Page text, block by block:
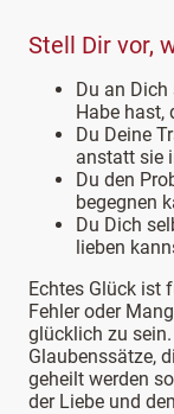
Stell Dir vor,
Du an
Habe hast,
Du Deine
anstatt sie
Du den
begegnen
Du Dich
lieben
Echtes Glück ist
Fehler oder
glücklich zu
Glaubenssätze,
geheilt werden
der Liebe und